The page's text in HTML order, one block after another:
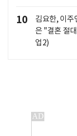
10
김요한, 이
은 "결혼 절
업2)